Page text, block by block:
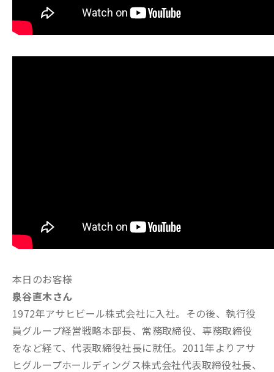
本日のお客様
泉谷直木さん
1972年アサヒビール株式会社に入社。その後、執行役
員グループ経営戦略本部長、常務取締役、専務取締役
をなど経て、代表取締役社長に就任。2011年よりアサ
ヒグループホールディングス株式会社代表取締役社長、